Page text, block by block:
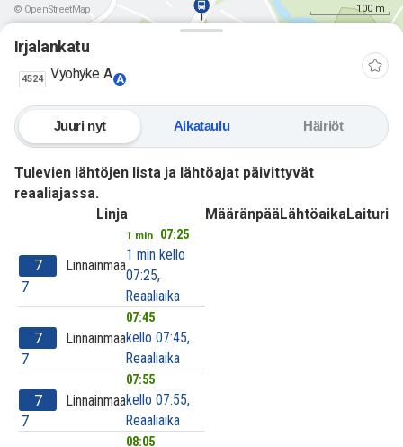
© OpenStreetMap 100 m
Irjalankatu
4524 Vyöhyke A A
Juuri nyt Aikataulu Häiriöt
Tulevien lähtöjen lista ja lähtöajat päivittyvät
reaaliajassa.
Linja
MääränpääLähtöaikaLaituri
7
7
Linnainmaa
1 min 07:25
1 min kello
07:25,
Reaaliaika
7
7
Linnainmaa
07:45
kello 07:45,
Reaaliaika
7
7
Linnainmaa
07:55
kello 07:55,
Reaaliaika
08:05